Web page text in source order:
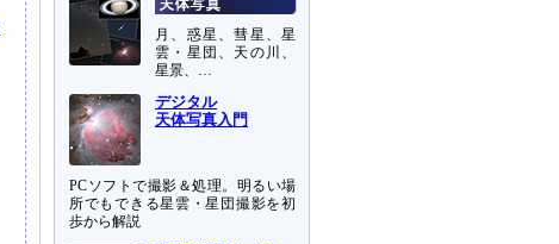
月、惑星、彗星、星
雲・星団、天の川、
星景、…
デジタル
天体写真入門
PCソフトで撮影＆処理。明るい場
所でもできる星雲・星団撮影を初
歩から解説